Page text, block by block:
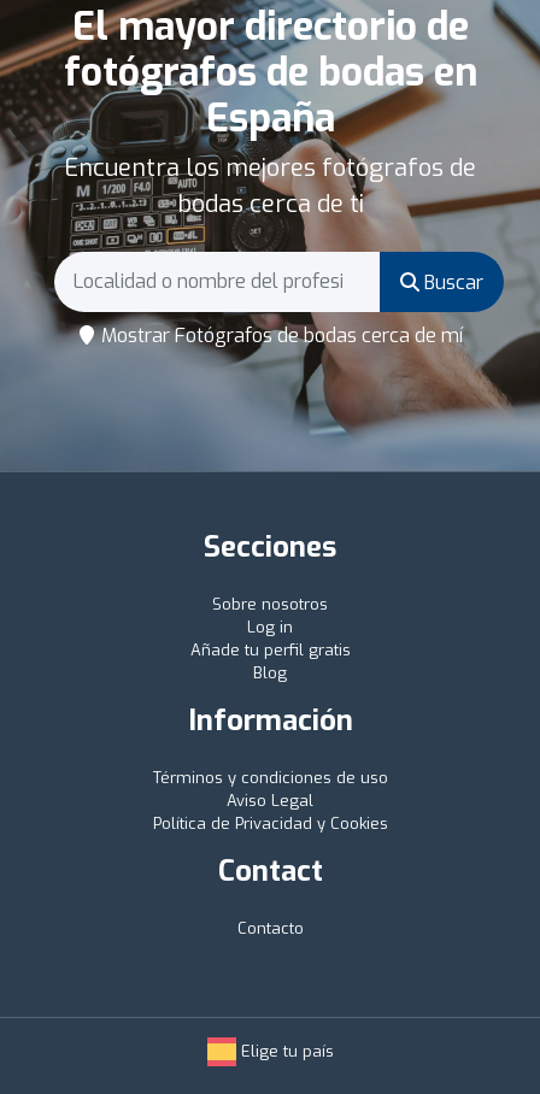
El mayor directorio de
fotógrafos de bodas en
España
Encuentra los mejores fotógrafos de
bodas cerca de ti
Buscar
Mostrar Fotógrafos de bodas cerca de mí
Secciones
Sobre nosotros
Log in
Añade tu perfil gratis
Blog
Información
Términos y condiciones de uso
Aviso Legal
Política de Privacidad y Cookies
Contact
Contacto
Elige tu país